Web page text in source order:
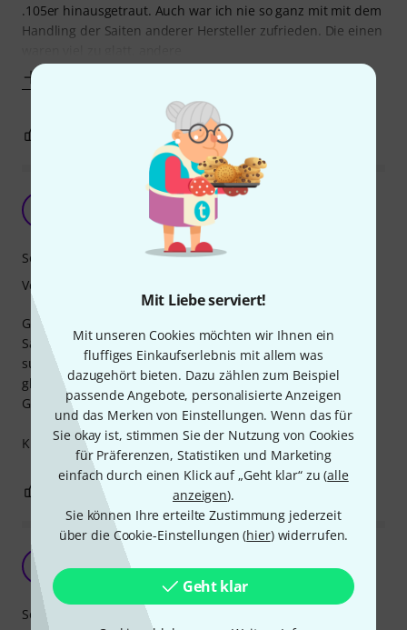
Mit Liebe serviert!
Mit unseren Cookies möchten wir Ihnen ein
fluffiges Einkaufserlebnis mit allem was
dazugehört bieten. Dazu zählen zum Beispiel
passende Angebote, personalisierte Anzeigen
und das Merken von Einstellungen. Wenn das für
Sie okay ist, stimmen Sie der Nutzung von Cookies
für Präferenzen, Statistiken und Marketing
einfach durch einen Klick auf „Geht klar“ zu (alle
anzeigen).
Sie können Ihre erteilte Zustimmung jederzeit
über die Cookie-Einstellungen (hier) widerrufen.
Geht klar
.105er hinausgetraut. Auch war ich nie so ganz mit mit dem
Handling der Saiten anderer Hersteller zufrieden. Die einen
BEWERTUNG MELDEN
Super Bass-Saiten nicht nur für Sheehan-Fans!
Hauke F. 01.08.2020
Gut verarbeitete Basssaiten, die durch die extra dicke E-
Saite ordentlich Wumms liefern und auch für drop-tunings
super geeignet sind. Die dünne G-Saite ermöglicht
gleichzeitig ordentliche Bends und sorget dafür, dass die
Gesamtspannung der Saiten nicht zu hoch ist.
Klare Empfehlung!
Sound
Verarbeitung
0 BEWERTUNG MELDEN
Gute Mischung.
AA66 17.08.2019
Sound